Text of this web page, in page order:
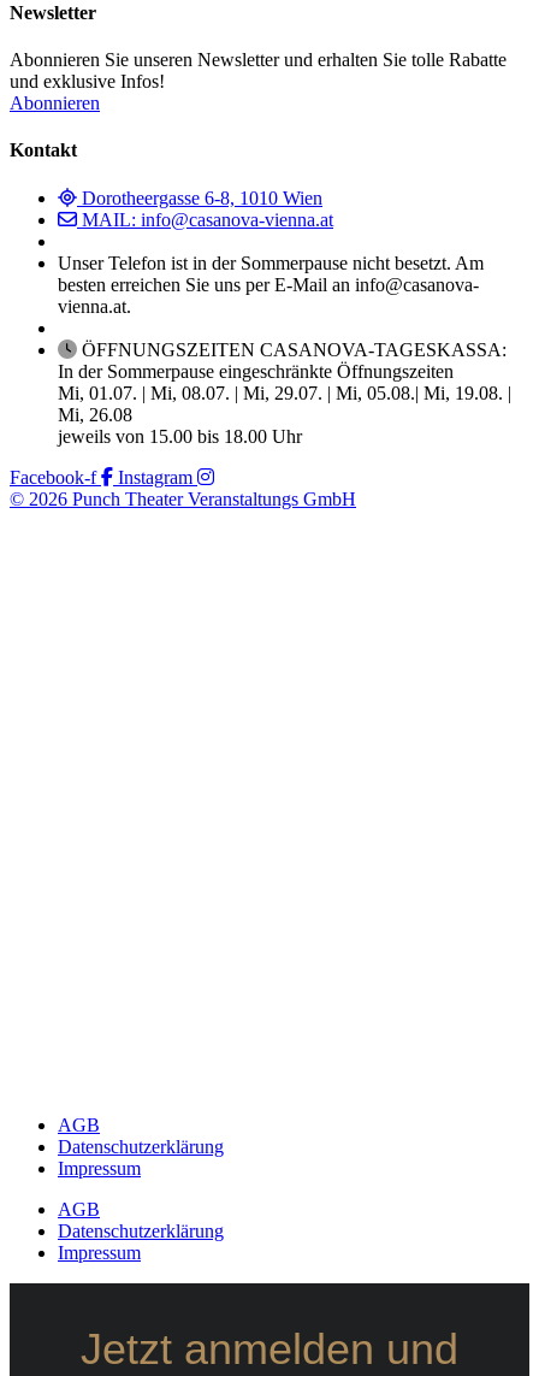
Newsletter
Abonnieren Sie unseren Newsletter und erhalten Sie tolle Rabatte
und exklusive Infos!
Abonnieren
Kontakt
Dorotheergasse 6-8, 1010 Wien
MAIL: info@casanova-vienna.at
Unser Telefon ist in der Sommerpause nicht besetzt. Am
besten erreichen Sie uns per E-Mail an info@casanova-
vienna.at.
ÖFFNUNGSZEITEN CASANOVA-TAGESKASSA:
In der Sommerpause eingeschränkte Öffnungszeiten
Mi, 01.07. | Mi, 08.07. | Mi, 29.07. | Mi, 05.08.| Mi, 19.08. |
Mi, 26.08
jeweils von 15.00 bis 18.00 Uhr
Facebook-f
Instagram
© 2026 Punch Theater Veranstaltungs GmbH
AGB
Datenschutzerklärung
Impressum
AGB
Datenschutzerklärung
Impressum
Jetzt anmelden und